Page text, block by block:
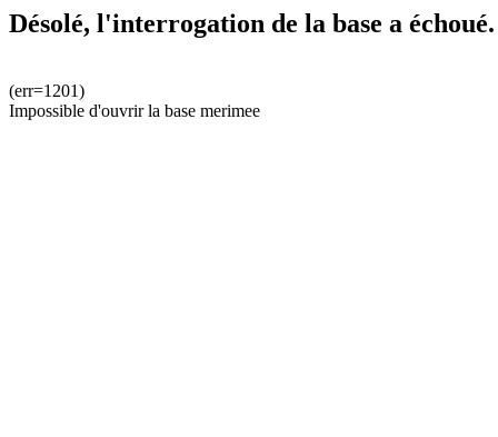
Désolé, l'interrogation de la base a échoué.
(err=1201)
Impossible d'ouvrir la base merimee